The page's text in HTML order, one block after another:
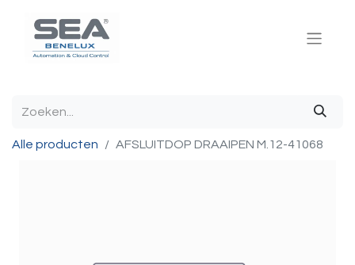
Alle producten AFSLUITDOP DRAAIPEN M.12-41068